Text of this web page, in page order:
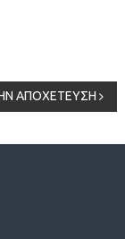
ΑΠΟΧΕΤΕΥΣΗ